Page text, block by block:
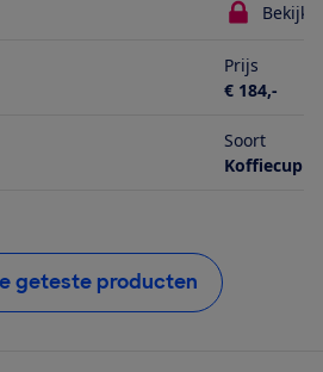
Bekijk
Prijs
€ 184,-
Soort
geteste producten